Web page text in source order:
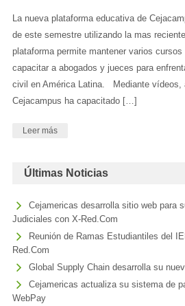
La nueva plataforma educativa de
de este semestre utilizando la mas
plataforma permite mantener varios
capacitar a abogados y jueces para
civil en América Latina. Mediante vídeos,
Cejacampus ha capacitado […]
Leer más
Últimas Noticias
Cejamericas desarrolla sitio web para
Judiciales con X-Red.Com
Reunión de Ramas Estudiantiles del
Red.Com
Global Supply Chain desarrolla su
Cejamericas actualiza su sistema de
WebPay